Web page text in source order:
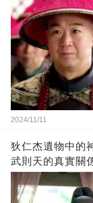
2024/11/11
狄仁杰遺物中的
武則天的真實關